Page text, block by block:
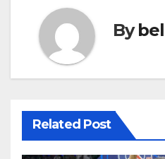
By
Related Post